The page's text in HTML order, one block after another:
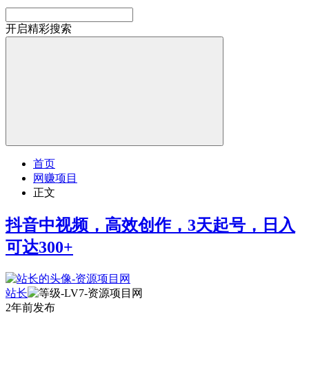
开启精彩搜索
首页
网赚项目
正文
抖音中视频，高效创作，3天起号，日入
可达300+
站长
2年前发布